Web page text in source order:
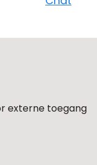
externe toegang